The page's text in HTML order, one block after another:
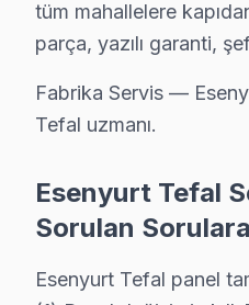
İncirtepe Tefal Anakart
İnönü Tefal Servis
Esenyurt'da İnönü
İnönü Tefal Anakart
Esenyurt'da İstiklal
Esenyurt Tefal Servis →
Koza Tefal Servis
tüm mahallelere
parça, yazılı garanti,
Fabrika Servis —
Tefal uzmanı.
Esenyurt Tefal
Sorulan
Esenyurt Tefal panel